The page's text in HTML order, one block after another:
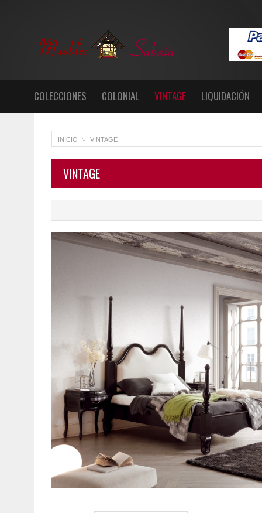
COLECCIONES COLONIAL VINTAGE LIQUIDACIÓN
INICIO
>
VINTAGE
VINTAGE